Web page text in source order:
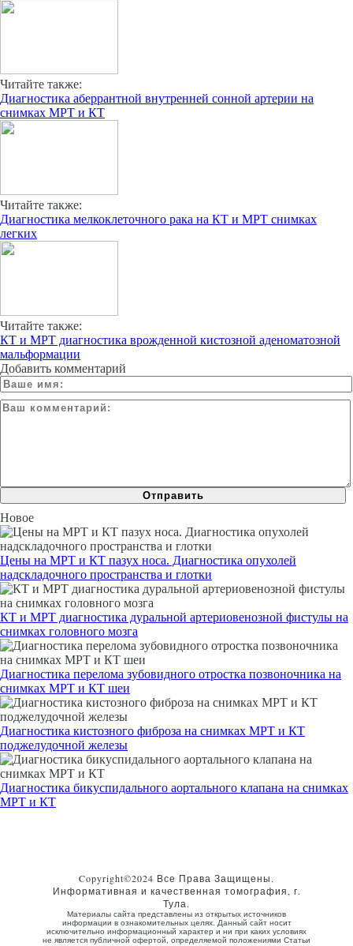
Читайте также:
Диагностика аберрантной внутренней сонной артерии на
снимках МРТ и КТ
Читайте также:
Диагностика мелкоклеточного рака на КТ и МРТ снимках
легких
Читайте также:
КТ и МРТ диагностика врожденной кистозной аденоматозной
мальформации
Добавить комментарий
Новое
Цены на МРТ и КТ пазух носа. Диагностика опухолей
надскладочного пространства и глотки
КТ и МРТ диагностика дуральной артериовенозной фистулы на
снимках головного мозга
Диагностика перелома зубовидного отростка позвоночника на
снимках МРТ и КТ шеи
Диагностика кистозного фиброза на снимках МРТ и КТ
поджелудочной железы
Диагностика бикуспидального аортального клапана на снимках
МРТ и КТ
Copyright©2024 Все Права Защищены.
Информативная и качественная томография, г.
Тула.
Материалы сайта представлены из открытых источников
информации в ознакомительных целях. Данный сайт носит
исключительно информационный характер и ни при каких условиях
не является публичной офертой, определяемой положениями Статьи